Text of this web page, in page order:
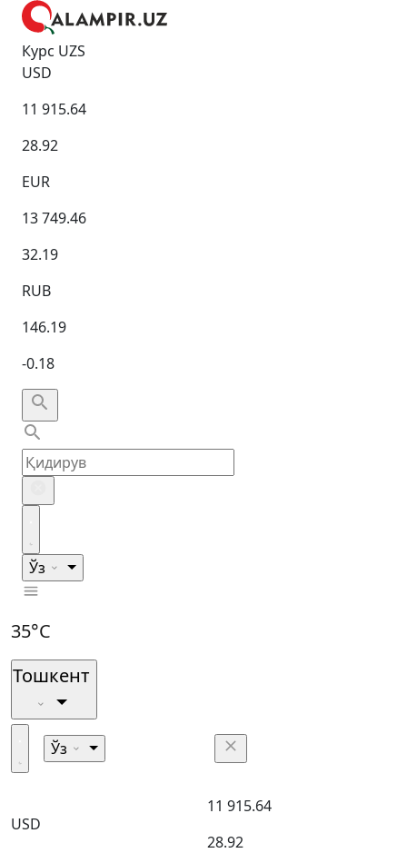
Курс UZS
USD
11 915.64
28.92
EUR
13 749.46
32.19
RUB
146.19
-0.18
Ўз
35°C
Тошкент
Ўз
USD
11 915.64
28.92